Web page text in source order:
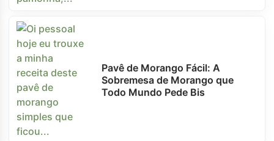
Pavê de Morango Fácil: A
Sobremesa de Morango que
Todo Mundo Pede Bis